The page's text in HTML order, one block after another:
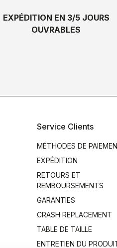
EXPÉDITION EN 3/5 JOURS
OUVRABLES
Service Clients
MÉTHODES DE
EXPÉDITION
RETOURS ET
REMBOURSEMENTS
GARANTIES
CRASH REPLACEMENT
TABLE DE TAILLE
ENTRETIEN DU